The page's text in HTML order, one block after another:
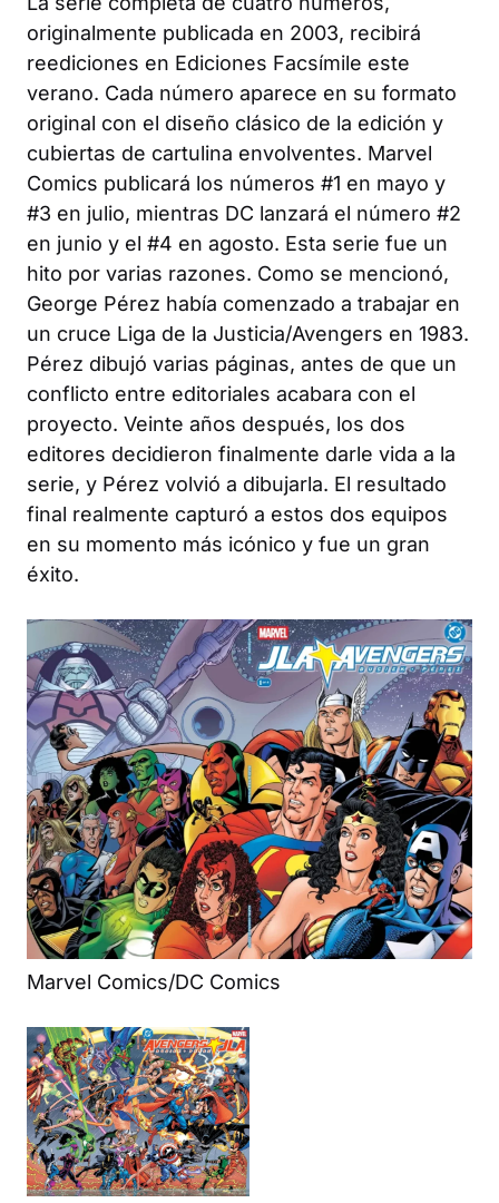
originalmente publicada en 2003, recibirá
reediciones en Ediciones Facsímile este
verano. Cada número aparece en su formato
original con el diseño clásico de la edición y
cubiertas de cartulina envolventes. Marvel
Comics publicará los números #1 en mayo y
#3 en julio, mientras DC lanzará el número #2
en junio y el #4 en agosto. Esta serie fue un
hito por varias razones. Como se mencionó,
George Pérez había comenzado a trabajar en
un cruce Liga de la Justicia/Avengers en 1983.
Pérez dibujó varias páginas, antes de que un
conflicto entre editoriales acabara con el
proyecto. Veinte años después, los dos
editores decidieron finalmente darle vida a la
serie, y Pérez volvió a dibujarla. El resultado
final realmente capturó a estos dos equipos
en su momento más icónico y fue un gran
éxito.
Marvel Comics/DC Comics